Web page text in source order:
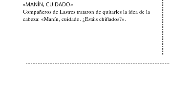
«MANÍN, CUIDADO»
Compañeros de Lastres trataron de quitarles la idea de la
cabeza: «Manín, cuidado. ¿Estáis chiflados?».